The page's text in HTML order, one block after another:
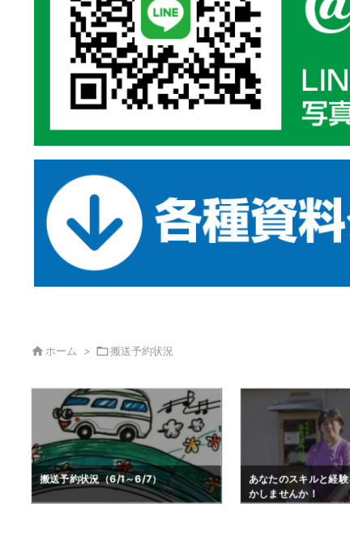
ホーム > 搬送予約状況
あなたのスキルと経験を訪問看護で活
かしませんか！
夏季営業時間について